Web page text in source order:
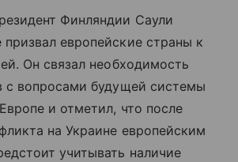
Финляндии Саули
европейские страны к
Он связал необходимость
с вопросами будущей системы
и отметил, что после
на Украине европейским
учитывать наличие